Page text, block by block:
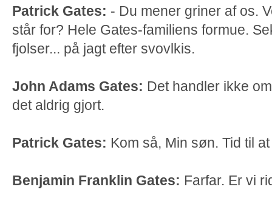
Patrick Gates: - Du mener griner af os.
står for? Hele Gates-familiens formue.
fjolser... på jagt efter svovlkis.
John Adams Gates: Det handler ikke
det aldrig gjort.
Patrick Gates: Kom så, Min søn. Tid til
Benjamin Franklin Gates: Farfar. Er vi